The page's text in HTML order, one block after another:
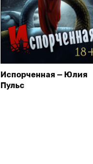
Испорченная — Юлия
Пульс